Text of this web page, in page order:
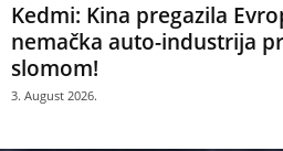
Kedmi: Kina pregazila
nemačka auto-industrija
slomom!
3. August 2026.